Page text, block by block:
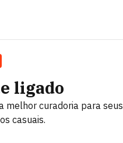
ligado
melhor curadoria para seus
casuais.